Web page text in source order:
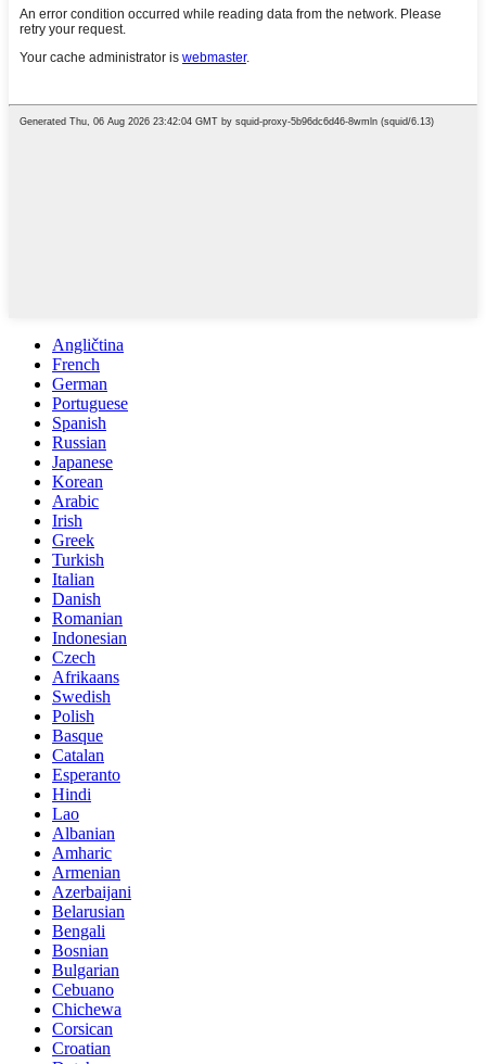
Angličtina
French
German
Portuguese
Spanish
Russian
Japanese
Korean
Arabic
Irish
Greek
Turkish
Italian
Danish
Romanian
Indonesian
Czech
Afrikaans
Swedish
Polish
Basque
Catalan
Esperanto
Hindi
Lao
Albanian
Amharic
Armenian
Azerbaijani
Belarusian
Bengali
Bosnian
Bulgarian
Cebuano
Chichewa
Corsican
Croatian